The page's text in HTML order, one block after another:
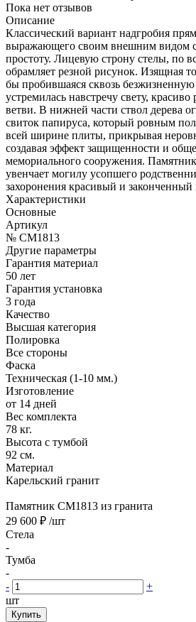
Пока нет отзывов
Описание
Классический вариант надгробия
выражающего своим внешним видом
простоту. Лицевую строну стелы, по
обрамляет резной рисунок. Изящная
бы пробившаяся сквозь
устремилась навстречу свету,
ветви. В нижней части ствол дерева
свиток папируса, который ровным
всей ширине плиты, прикрывая
создавая эффект защищенности и
мемориального сооружения.
увенчает могилу усопшего
захоронения красивый и законченный
Характеристики
Основные
Артикул
№ CM1813
Другие параметры
Гарантия материал
50 лет
Гарантия установка
3 года
Качество
Высшая категория
Полировка
Все стороны
Фаска
Техническая (1-10 мм.)
Изготовление
от 14 дней
Вес комплекта
78 кг.
Высота с тумбой
92 см.
Материал
Карельский гранит
Памятник CM1813 из гранита
29 600 ₽ /шт
Стела
-
Тумба
-
-
+
шт
Купить